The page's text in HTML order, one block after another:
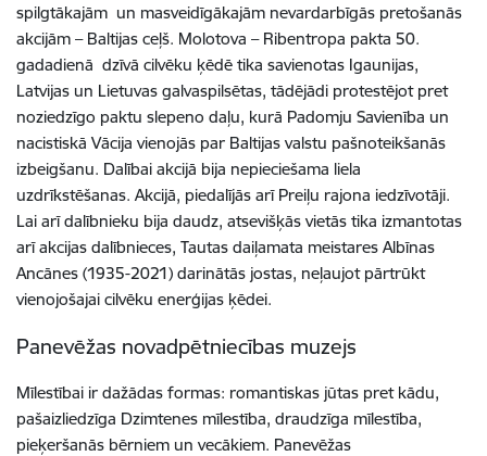
spilgtākajām un masveidīgākajām nevardarbīgās pretošanās
akcijām – Baltijas ceļš. Molotova – Ribentropa pakta 50.
gadadienā dzīvā cilvēku ķēdē tika savienotas Igaunijas,
Latvijas un Lietuvas galvaspilsētas, tādējādi protestējot pret
noziedzīgo paktu slepeno daļu, kurā Padomju Savienība un
nacistiskā Vācija vienojās par Baltijas valstu pašnoteikšanās
izbeigšanu. Dalībai akcijā bija nepieciešama liela
uzdrīkstēšanas. Akcijā, piedalījās arī Preiļu rajona iedzīvotāji.
Lai arī dalībnieku bija daudz, atsevišķās vietās tika izmantotas
arī akcijas dalībnieces, Tautas daiļamata meistares Albīnas
Ancānes (1935-2021) darinātās jostas, neļaujot pārtrūkt
vienojošajai cilvēku enerģijas ķēdei.
Panevēžas novadpētniecības muzejs
Mīlestībai ir dažādas formas: romantiskas jūtas pret kādu,
pašaizliedzīga Dzimtenes mīlestība, draudzīga mīlestība,
pieķeršanās bērniem un vecākiem. Panevēžas